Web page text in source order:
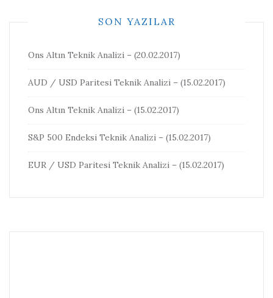
SON YAZILAR
Ons Altın Teknik Analizi – (20.02.2017)
AUD / USD Paritesi Teknik Analizi – (15.02.2017)
Ons Altın Teknik Analizi – (15.02.2017)
S&P 500 Endeksi Teknik Analizi – (15.02.2017)
EUR / USD Paritesi Teknik Analizi – (15.02.2017)